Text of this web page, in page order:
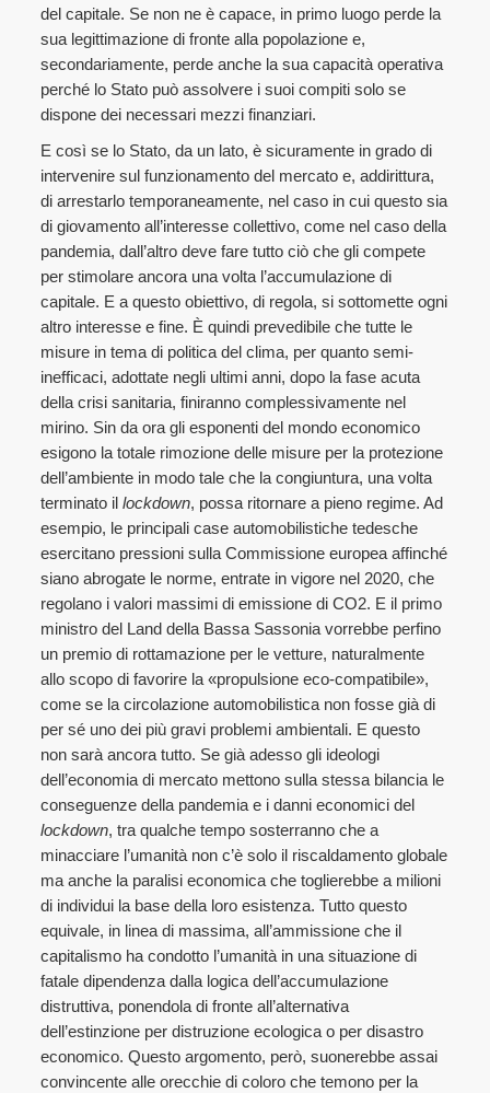
del capitale. Se non ne è capace, in primo luogo perde la
sua legittimazione di fronte alla popolazione e,
secondariamente, perde anche la sua capacità operativa
perché lo Stato può assolvere i suoi compiti solo se
dispone dei necessari mezzi finanziari.
E così se lo Stato, da un lato, è sicuramente in grado di
intervenire sul funzionamento del mercato e, addirittura,
di arrestarlo temporaneamente, nel caso in cui questo sia
di giovamento all’interesse collettivo, come nel caso della
pandemia, dall’altro deve fare tutto ciò che gli compete
per stimolare ancora una volta l’accumulazione di
capitale. E a questo obiettivo, di regola, si sottomette ogni
altro interesse e fine. È quindi prevedibile che tutte le
misure in tema di politica del clima, per quanto semi-
inefficaci, adottate negli ultimi anni, dopo la fase acuta
della crisi sanitaria, finiranno complessivamente nel
mirino. Sin da ora gli esponenti del mondo economico
esigono la totale rimozione delle misure per la protezione
dell’ambiente in modo tale che la congiuntura, una volta
terminato illockdown, possa ritornare a pieno regime. Ad
esempio, le principali case automobilistiche tedesche
esercitano pressioni sulla Commissione europea affinché
siano abrogate le norme, entrate in vigore nel 2020, che
regolano i valori massimi di emissione di CO2. E il primo
ministro del Land della Bassa Sassonia vorrebbe perfino
un premio di rottamazione per le vetture, naturalmente
allo scopo di favorire la «propulsione eco-compatibile»,
come se la circolazione automobilistica non fosse già di
per sé uno dei più gravi problemi ambientali. E questo
non sarà ancora tutto. Se già adesso gli ideologi
dell’economia di mercato mettono sulla stessa bilancia le
conseguenze della pandemia e i danni economici del
lockdown, tra qualche tempo sosterranno che a
minacciare l’umanità non c’è solo il riscaldamento globale
ma anche la paralisi economica che toglierebbe a milioni
di individui la base della loro esistenza. Tutto questo
equivale, in linea di massima, all’ammissione che il
capitalismo ha condotto l’umanità in una situazione di
fatale dipendenza dalla logica dell’accumulazione
distruttiva, ponendola di fronte all’alternativa
dell’estinzione per distruzione ecologica o per disastro
economico. Questo argomento, però, suonerebbe assai
convincente alle orecchie di coloro che temono per la